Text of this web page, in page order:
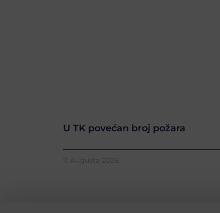
U TK povećan broj požara
7. Augusta 2026.